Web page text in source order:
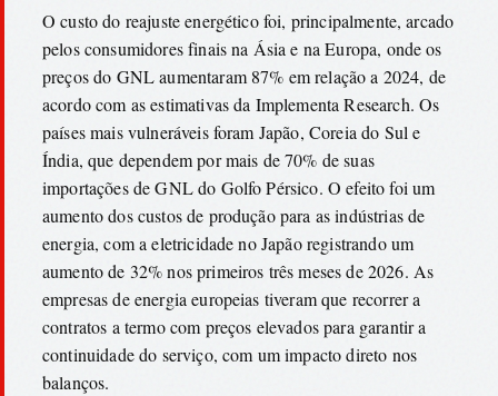
O custo do reajuste energético foi, principalmente, arcado
pelos consumidores finais na Ásia e na Europa, onde os
preços do GNL aumentaram 87% em relação a 2024, de
acordo com as estimativas da Implementa Research. Os
países mais vulneráveis foram Japão, Coreia do Sul e
Índia, que dependem por mais de 70% de suas
importações de GNL do Golfo Pérsico. O efeito foi um
aumento dos custos de produção para as indústrias de
energia, com a eletricidade no Japão registrando um
aumento de 32% nos primeiros três meses de 2026. As
empresas de energia europeias tiveram que recorrer a
contratos a termo com preços elevados para garantir a
continuidade do serviço, com um impacto direto nos
balanços.